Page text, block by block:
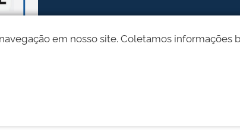
em nosso site. Coletamos informações